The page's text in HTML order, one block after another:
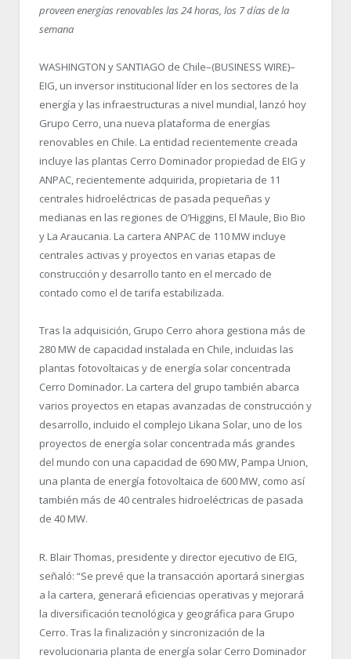
proveen energías renovables las 24 horas, los 7 días de la
semana
WASHINGTON y SANTIAGO de Chile–(BUSINESS WIRE)–
EIG, un inversor institucional líder en los sectores de la
energía y las infraestructuras a nivel mundial, lanzó hoy
Grupo Cerro, una nueva plataforma de energías
renovables en Chile. La entidad recientemente creada
incluye las plantas Cerro Dominador propiedad de EIG y
ANPAC, recientemente adquirida, propietaria de 11
centrales hidroeléctricas de pasada pequeñas y
medianas en las regiones de O’Higgins, El Maule, Bio Bio
y La Araucania. La cartera ANPAC de 110 MW incluye
centrales activas y proyectos en varias etapas de
construcción y desarrollo tanto en el mercado de
contado como el de tarifa estabilizada.
Tras la adquisición, Grupo Cerro ahora gestiona más de
280 MW de capacidad instalada en Chile, incluidas las
plantas fotovoltaicas y de energía solar concentrada
Cerro Dominador. La cartera del grupo también abarca
varios proyectos en etapas avanzadas de construcción y
desarrollo, incluido el complejo Likana Solar, uno de los
proyectos de energía solar concentrada más grandes
del mundo con una capacidad de 690 MW, Pampa Union,
una planta de energía fotovoltaica de 600 MW, como así
también más de 40 centrales hidroeléctricas de pasada
de 40 MW.
R. Blair Thomas, presidente y director ejecutivo de EIG,
señaló: “Se prevé que la transacción aportará sinergias
a la cartera, generará eficiencias operativas y mejorará
la diversificación tecnológica y geográfica para Grupo
Cerro. Tras la finalización y sincronización de la
revolucionaria planta de energía solar Cerro Dominador